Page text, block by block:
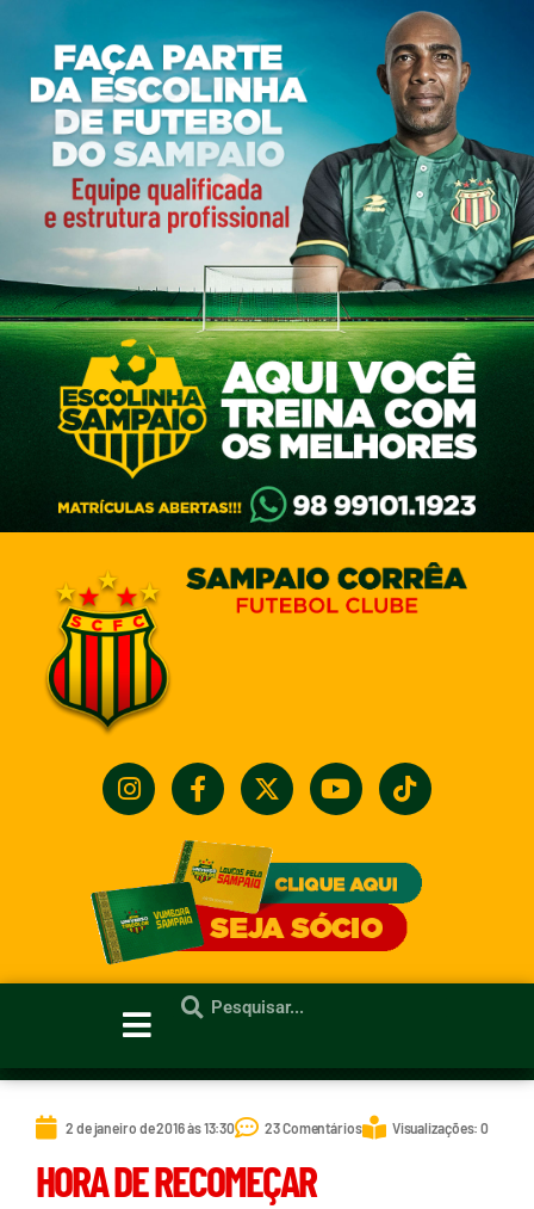
2 de janeiro de 2016 às 13:30 23 Comentários Visualizações: 0
HORA DE RECOMEÇAR